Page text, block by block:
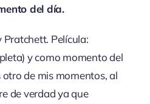
del día.
Pratchett. Película:
y como momento del
de mis momentos, al
de verdad ya que